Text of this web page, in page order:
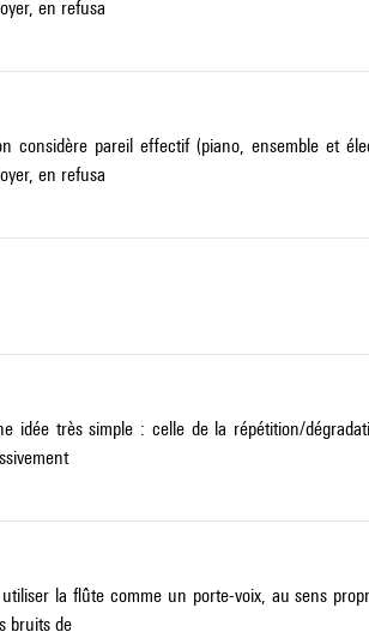
en refusa
pareil effectif (piano, ensemble et
en refusa
très simple : celle de la répétition/
la flûte comme un porte-voix, au sens
bruits de